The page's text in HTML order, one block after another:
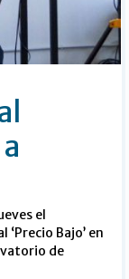
el
Bajo’ en
de